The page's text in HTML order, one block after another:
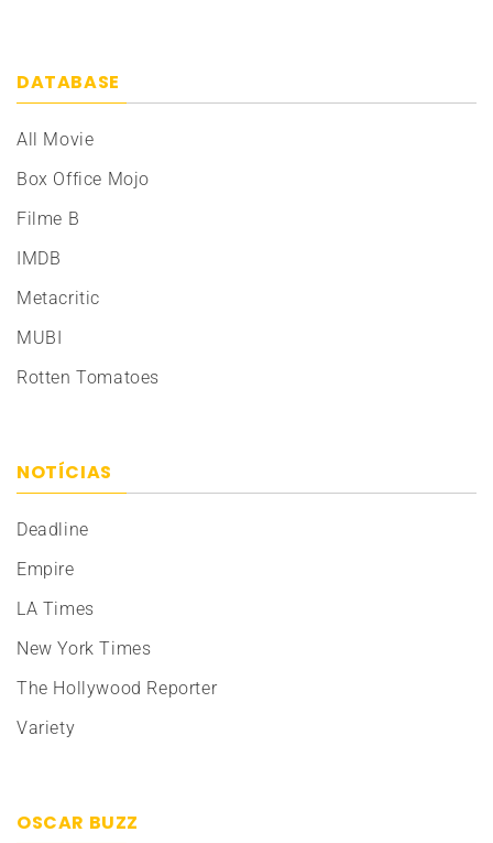
DATABASE
All Movie
Box Office Mojo
Filme B
IMDB
Metacritic
MUBI
Rotten Tomatoes
NOTÍCIAS
Deadline
Empire
LA Times
New York Times
The Hollywood Reporter
Variety
OSCAR BUZZ